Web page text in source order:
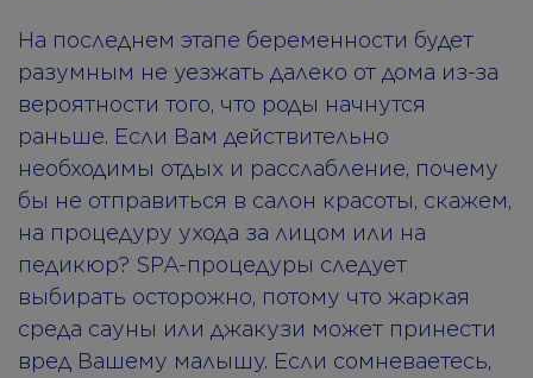
На последнем этапе беременности будет
разумным не уезжать далеко от дома из-за
вероятности того, что роды начнутся
раньше. Если Вам действительно
необходимы отдых и расслабление, почему
бы не отправиться в салон красоты, скажем,
на процедуру ухода за лицом или на
педикюр? SPA-процедуры следует
выбирать осторожно, потому что жаркая
среда сауны или джакузи может принести
вред Вашему малышу. Если сомневаетесь,